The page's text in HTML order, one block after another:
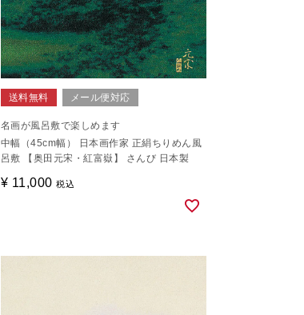
送料無料 メール便対応
名画が風呂敷で楽しめます
中幅（45cm幅） 日本画作家 正絹ちりめん風
呂敷 【奥田元宋・紅富嶽】 さんび 日本製
¥ 11,000 税込